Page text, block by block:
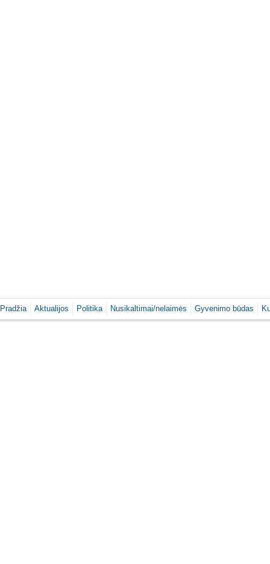
Pradžia Aktualijos Politika Nusikaltimai/nelaimės Gyvenimo būdas